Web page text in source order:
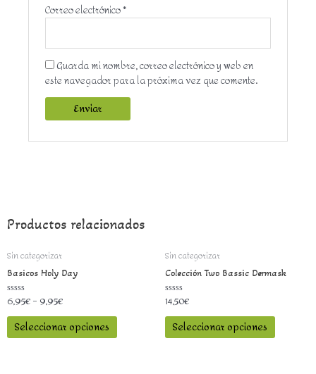
Correo electrónico*
Guarda mi nombre, correo electrónico y web en
este navegador para la próxima vez que comente.
Productos relacionados
Sin categorizar
Basicos Holy Day
Valorado
con
0
6,95€– 9,95€
Seleccionar opciones
Sin categorizar
Colección Two Bassic Dermask
Valorado
con
0
14,50€
Seleccionar opciones